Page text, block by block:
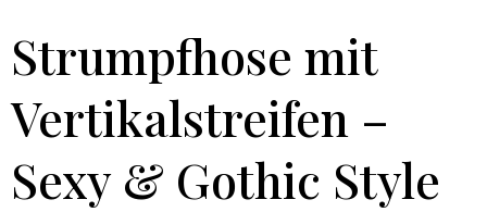
Strumpfhose mit
Vertikalstreifen –
Sexy & Gothic Style